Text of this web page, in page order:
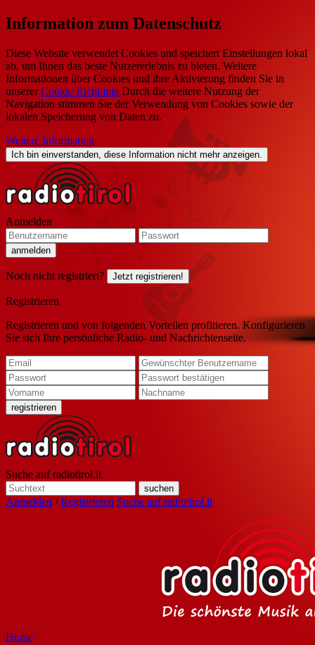
Information zum Datenschutz
Diese Website verwendet Cookies und speichert Einstellungen lokal
ab, um Ihnen das beste Nutzererlebnis zu bieten. Weitere
Informationen über Cookies und ihre Aktivierung finden Sie in
unsererCookie Richtlinie Durch die weitere Nutzung der
Navigation stimmen Sie der Verwendung von Cookies sowie der
lokalen Speicherung von Daten zu.
Weitere Information
Ich bin einverstanden, diese Information nicht mehr anzeigen.
Anmelden
Noch nicht registriert? Jetzt registrieren!
Registrieren
Registrieren und von folgenden Vorteilen profitieren. Konfigurieren
Sie sich Ihre persönliche Radio- und Nachrichtenseite.
Suche auf radiotirol.it
Anmelden /Registrieren Suche auf radiotirol.it
Home